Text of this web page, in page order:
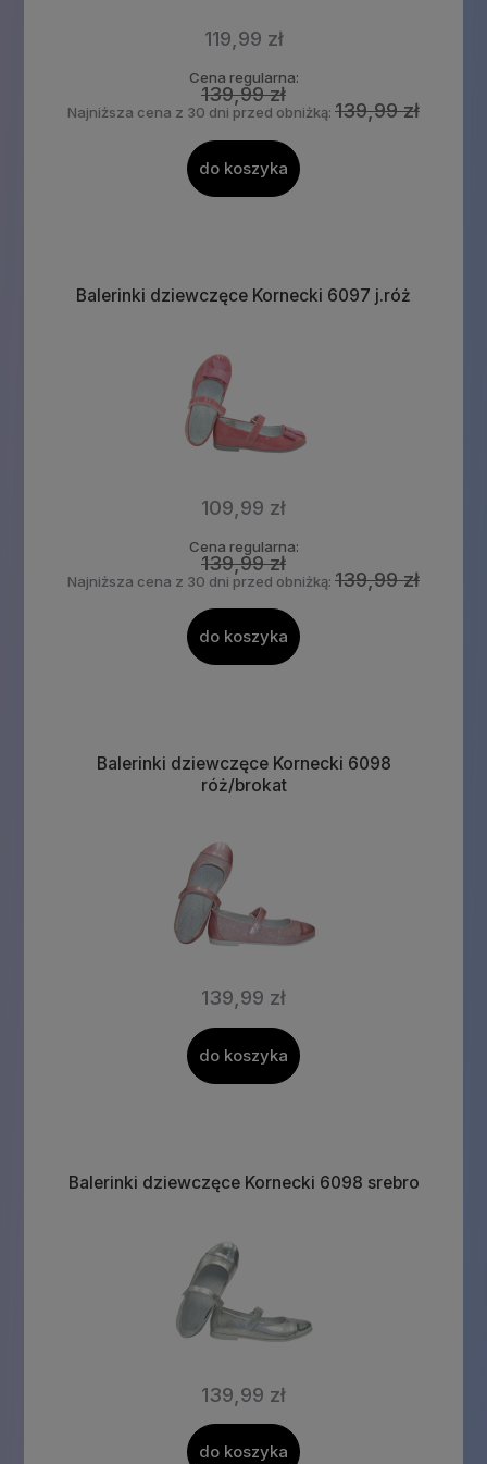
119,99 zł
Cena regularna:
139,99 zł
Najniższa cena z 30 dni przed obniżką: 139,99 zł
do koszyka
Balerinki dziewczęce Kornecki 6097 j.róż
109,99 zł
Cena regularna:
139,99 zł
Najniższa cena z 30 dni przed obniżką: 139,99 zł
do koszyka
Balerinki dziewczęce Kornecki 6098
róż/brokat
139,99 zł
do koszyka
Balerinki dziewczęce Kornecki 6098 srebro
139,99 zł
do koszyka